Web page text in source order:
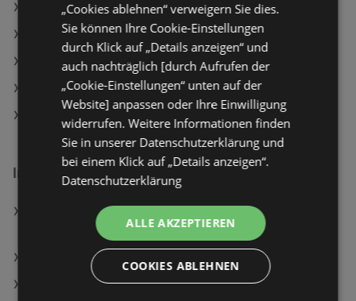
BAUHAUS Angebote
JYSK Angebote
HELLWEG Angebote
Dehner Garten-Center Angebote
hagebaumarkt Angebote
Interessantes auf wogibtswas.at
sixpacklovers - Work-Life-Balance Studio Filialen in
Bose Lifestyle Ultra Soundbar, Schwarz
Fiat Filialen in Holzleiten
„Cookies ablehnen“ verweigern Sie dies.
Sie können Ihre Cookie-Einstellungen
durch Klick auf „Details anzeigen“ und
auch nachträglich [durch Aufrufen der
„Cookie-Einstellungen“ unten auf der
Website] anpassen oder Ihre Einwilligung
widerrufen. Weitere Informationen finden
Sie in unserer Datenschutzerklärung und
bei einem Klick auf „Details anzeigen“.
Datenschutzerklärung
ALLE AKZEPTIEREN
COOKIES ABLEHNEN